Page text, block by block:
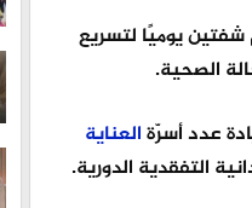
شفتين يوميًا لتسريع
الصحية.
عدد أسرّةالعناية
التفقدية الدورية.